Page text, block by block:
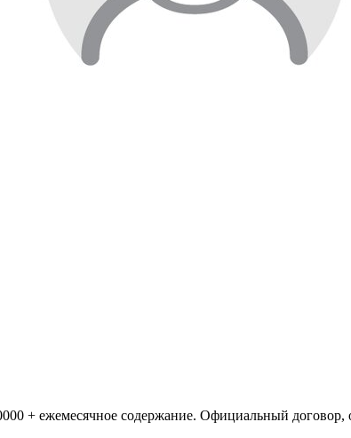
+ ежемесячное содержание. Официальный договор,